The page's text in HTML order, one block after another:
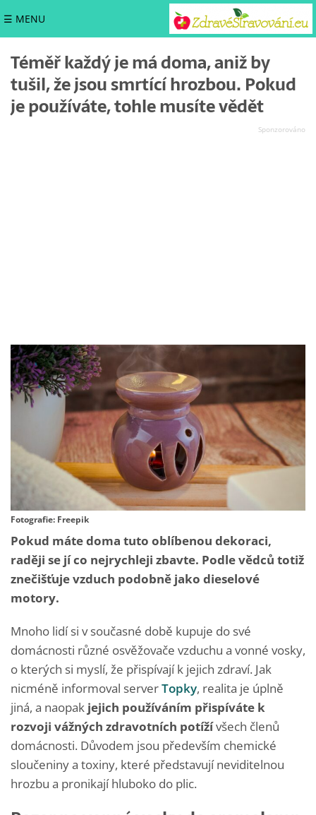
☰ MENU
Téměř každý je má doma, aniž by
tušil, že jsou smrtící hrozbou. Pokud
je používáte, tohle musíte vědět
Fotografie: Freepik
Pokud máte doma tuto oblíbenou dekoraci,
raději se jí co nejrychleji zbavte. Podle vědců totiž
znečišťuje vzduch podobně jako dieselové
motory.
Mnoho lidí si v současné době kupuje do své
domácnosti různé osvěžovače vzduchu a vonné vosky,
o kterých si myslí, že přispívají k jejich zdraví. Jak
nicméně informoval serverTopky, realita je úplně
jiná, a naopak jejich používáním přispíváte k
rozvoji vážných zdravotních potížívšech členů
domácnosti. Důvodem jsou především chemické
sloučeniny a toxiny, které představují neviditelnou
hrozbu a pronikají hluboko do plic.